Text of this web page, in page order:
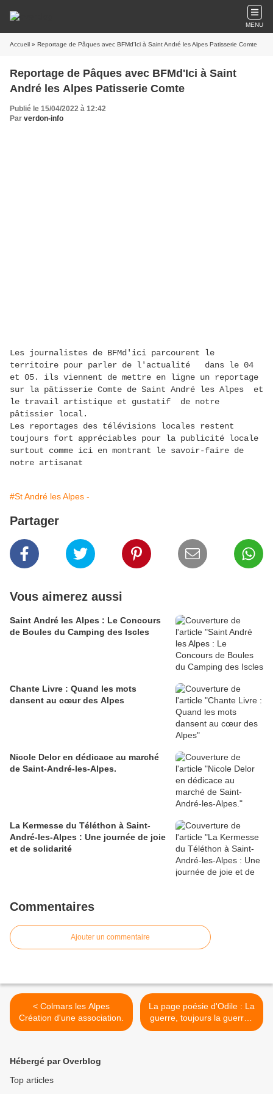
MENU
Accueil » Reportage de Pâques avec BFMd'Ici à Saint André les Alpes Patisserie Comte
Reportage de Pâques avec BFMd'Ici à Saint
André les Alpes Patisserie Comte
Publié le 15/04/2022 à 12:42
Par verdon-info
Les journalistes de BFMd'ici parcourent le
territoire pour parler de l'actualité dans le 04
et 05. ils viennent de mettre en ligne un reportage
sur la pâtisserie Comte de Saint André les Alpes et
le travail artistique et gustatif de notre
pâtissier local.
Les reportages des télévisions locales restent
toujours fort appréciables pour la publicité locale
surtout comme ici en montrant le savoir-faire de
notre artisanat
#St André les Alpes -
Partager
Vous aimerez aussi
Saint André les Alpes : Le Concours
de Boules du Camping des Iscles
Chante Livre : Quand les mots
dansent au cœur des Alpes
Nicole Delor en dédicace au marché
de Saint-André-les-Alpes.
La Kermesse du Téléthon à Saint-
André-les-Alpes : Une journée de joie
et de solidarité
Commentaires
Ajouter un commentaire
< Colmars les Alpes
Création d'une association.
La page poésie d'Odile : La
guerre, toujours la guerre !
>
Hébergé par Overblog
Top articles